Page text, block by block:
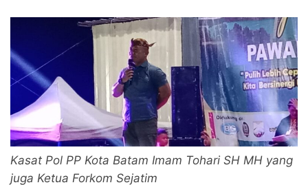
Kasat Pol PP Kota Batam Imam Tohari SH MH yang
juga Ketua Forkom Sejatim